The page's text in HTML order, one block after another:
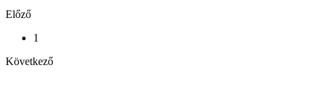
Előző
1
Következő